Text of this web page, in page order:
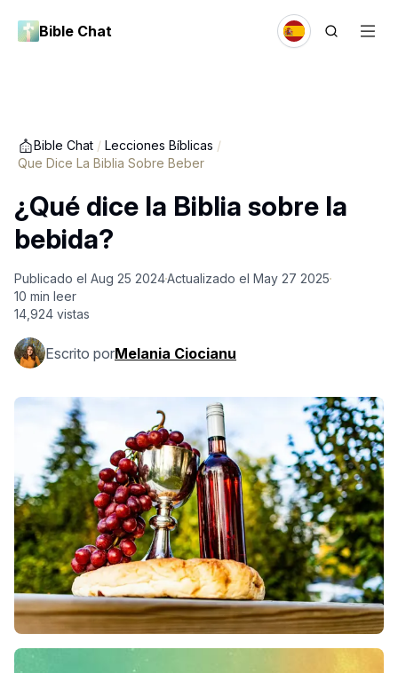
Bible Chat
Bible Chat / Lecciones Bíblicas /
Que Dice La Biblia Sobre Beber
¿Qué dice la Biblia sobre la
bebida?
Publicado el Aug 25 2024Actualizado el May 27 2025
10 min leer
14,924 vistas
Escrito porMelania Ciocianu